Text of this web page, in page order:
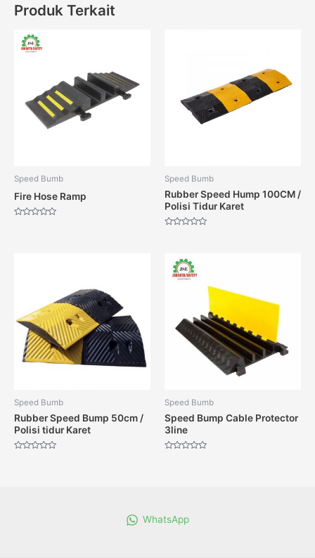
Produk Terkait
Speed Bumb
Fire Hose Ramp
Speed Bumb
Rubber Speed Hump 100CM /
Polisi Tidur Karet
Speed Bumb
Rubber Speed Bump 50cm /
Polisi tidur Karet
Speed Bumb
Speed Bump Cable Protector
3line
WhatsApp